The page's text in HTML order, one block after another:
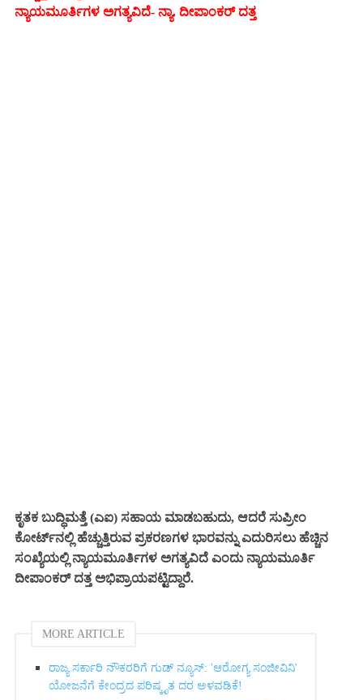
ನ್ಯಾಯಮೂರ್ತಿಗಳ ಅಗತ್ಯವಿದೆ- ನ್ಯಾ. ದೀಪಾಂಕರ್ ದತ್ತ
ಕೃತಕ ಬುದ್ಧಿಮತ್ತೆ (ಎಐ) ಸಹಾಯ ಮಾಡಬಹುದು, ಆದರೆ ಸುಪ್ರೀಂ
ಕೋರ್ಟ್‌ನಲ್ಲಿ ಹೆಚ್ಚುತ್ತಿರುವ ಪ್ರಕರಣಗಳ ಭಾರವನ್ನು ಎದುರಿಸಲು ಹೆಚ್ಚಿನ
ಸಂಖ್ಯೆಯಲ್ಲಿ ನ್ಯಾಯಮೂರ್ತಿಗಳ ಅಗತ್ಯವಿದೆ ಎಂದು ನ್ಯಾಯಮೂರ್ತಿ
ದೀಪಾಂಕರ್ ದತ್ತ ಅಭಿಪ್ರಾಯಪಟ್ಟಿದ್ದಾರೆ.
MORE ARTICLE
ರಾಜ್ಯ ಸರ್ಕಾರಿ ನೌಕರರಿಗೆ ಗುಡ್ ನ್ಯೂಸ್: 'ಆರೋಗ್ಯ ಸಂಜೀವಿನಿ'
ಯೋಜನೆಗೆ ಕೇಂದ್ರದ ಪರಿಷ್ಕೃತ ದರ ಅಳವಡಿಕೆ!